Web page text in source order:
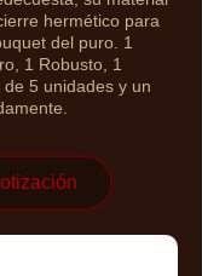
hermético para
del puro. 1
1 Robusto, 1
5 unidades y un